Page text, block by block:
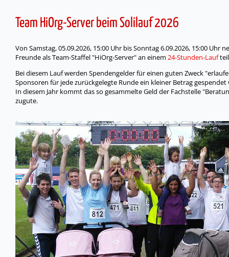
Team HiOrg-Server beim Solilauf 2026
Von Samstag, 05.09.2026, 15:00 Uhr bis Sonntag 6.09.2026, 15:00
Freunde als Team-Staffel "HiOrg-Server" an einem 24-Stunden-Lauf
Bei diesem Lauf werden Spendengelder für einen guten Zweck
Sponsoren für jede zurückgelegte Runde ein kleiner Betrag gespendet
In diesem Jahr kommt das so gesammelte Geld der Fachstelle
zugute.